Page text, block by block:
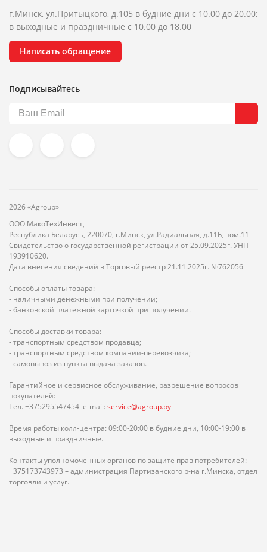
г.Минск, ул.Притыцкого, д.105 в будние дни с 10.00 до 20.00;
в выходные и праздничные с 10.00 до 18.00
Написать обращение
Подписывайтесь
2026 «Agroup»
ООО МакоТехИнвест,
Республика Беларусь, 220070, г.Минск, ул.Радиальная, д.11Б, пом.11
Свидетельство о государственной регистрации от 25.09.2025г. УНП
193910620.
Дата внесения сведений в Торговый реестр 21.11.2025г. №762056
Способы оплаты товара:
- наличными денежными при получении;
- банковской платёжной карточкой при получении.
Способы доставки товара:
- транспортным средством продавца;
- транспортным средством компании-перевозчика;
- самовывоз из пункта выдача заказов.
Гарантийное и сервисное обслуживание, разрешение вопросов
покупателей:
Тел. +375295547454 e-mail: service@agroup.by
Время работы колл-центра: 09:00-20:00 в будние дни, 10:00-19:00 в
выходные и праздничные.
Контакты уполномоченных органов по защите прав потребителей:
+375173743973 – администрация Партизанского р-на г.Минска, отдел
торговли и услуг.